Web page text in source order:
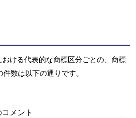
ける代表的な商標区分ごとの、商標
数は以下の通りです。
メント